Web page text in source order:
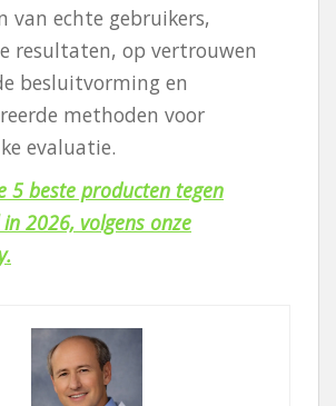
van echte gebruikers,
resultaten, op vertrouwen
besluitvorming en
methoden voor
evaluatie.
5 beste producten tegen
2026, volgens onze